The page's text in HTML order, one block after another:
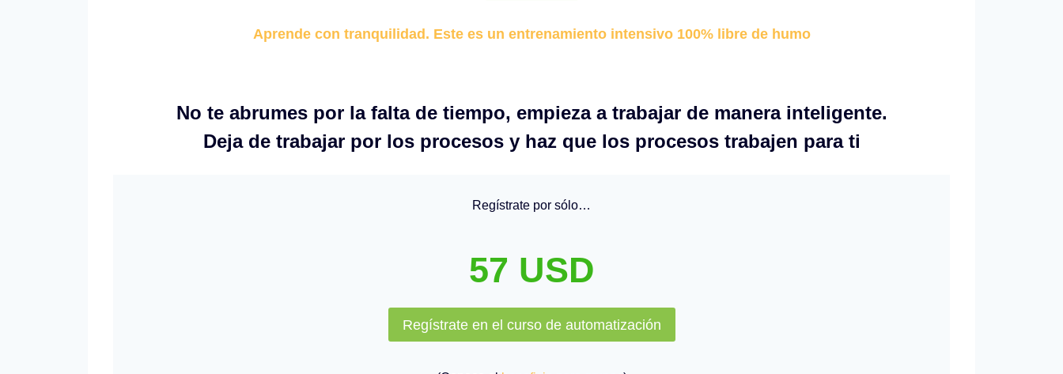
Aprende con tranquilidad. Este es un entrenamiento intensivo 100% libre de humo
No te abrumes por la falta de tiempo, empieza a trabajar de manera inteligente.
Deja de trabajar por los procesos y haz que los procesos trabajen para ti
Regístrate por sólo…
57 USD
Regístrate en el curso de automatización